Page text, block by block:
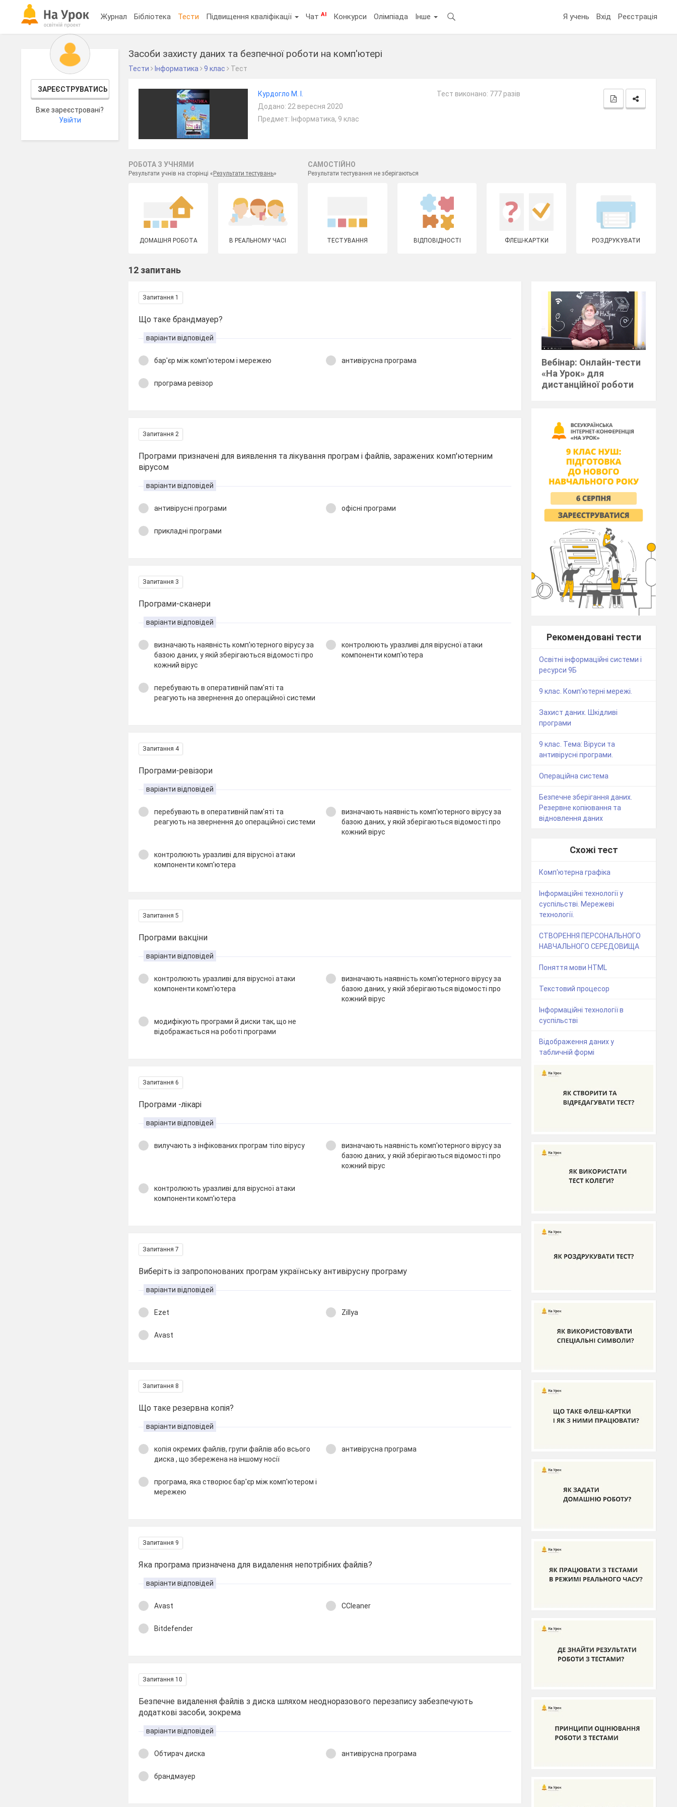
Журнал Бібліотека Тести Підвищення кваліфікації ЧатAI Конкурси Олімпіада Інше Я учень Вхід Реєстрація
ЗАРЕЄСТРУВАТИСЬ
Вже зареєстровані?
Увійти
Засоби захисту даних та безпечної роботи на комп'ютері
Тести Інформатика 9 клас Тест
Курдогло М. І.
Додано: 22 вересня 2020
Предмет: Інформатика, 9 клас
Тест виконано: 777 разів
РОБОТА З УЧНЯМИ
Результати учнів на сторінці « Результати тестувань»
САМОСТІЙНО
Результати тестування не зберігаються
ДОМАШНЯ РОБОТА В РЕАЛЬНОМУ ЧАСІ ТЕСТУВАННЯ ВІДПОВІДНОСТІ ФЛЕШ-КАРТКИ РОЗДРУКУВАТИ
12 запитань
Запитання 1
Що таке брандмауер?
варіанти відповідей
бар'єр між комп'ютером і мережею антивірусна програма
програма ревізор
Запитання 2
Програми призначені для виявлення та лікування програм і файлів, заражених комп'ютерним
вірусом
варіанти відповідей
антивірусні програми офісні програми
прикладні програми
Запитання 3
Програми-сканери
варіанти відповідей
визначають наявність комп'ютерного вірусу за
базою даних, у якій зберігаються відомості про
кожний вірус
контролюють уразливі для вірусної атаки
компоненти комп'ютера
перебувають в оперативній пам'яті та
реагують на звернення до операційної системи
Запитання 4
Програми-ревізори
варіанти відповідей
перебувають в оперативній пам'яті та
реагують на звернення до операційної системи
визначають наявність комп'ютерного вірусу за
базою даних, у якій зберігаються відомості про
кожний вірус
контролюють уразливі для вірусної атаки
компоненти комп'ютера
Запитання 5
Програми вакціни
варіанти відповідей
контролюють уразливі для вірусної атаки
компоненти комп'ютера
визначають наявність комп'ютерного вірусу за
базою даних, у якій зберігаються відомості про
кожний вірус
модифікують програми й диски так, що не
відображається на роботі програми
Запитання 6
Програми -лікарі
варіанти відповідей
вилучають з інфікованих програм тіло вірусу
визначають наявність комп'ютерного вірусу за
базою даних, у якій зберігаються відомості про
кожний вірус
контролюють уразливі для вірусної атаки
компоненти комп'ютера
Запитання 7
Виберіть із запропонованих програм українську антивірусну програму
варіанти відповідей
Еzet Zillya
Avast
Запитання 8
Що таке резервна копія?
варіанти відповідей
копія окремих файлів, групи файлів або всього
диска , що збережена на іншому носії
антивірусна програма
програма, яка створює бар'єр між комп'ютером і
мережею
Запитання 9
Яка програма призначена для видалення непотрібних файлів?
варіанти відповідей
Avast CCleaner
Bitdefender
Запитання 10
Безпечне видалення файлів з диска шляхом неодноразового перезапису забезпечують
додаткові засоби, зокрема
варіанти відповідей
Обтирач диска антивірусна програма
брандмауер
Вебінар: Онлайн-тести
«На Урок» для
дистанційної роботи
Рекомендовані тести
Освітні інформаційні системи і
ресурси 9Б
9 клас. Комп'ютерні мережі.
Захист даних. Шкідливі
програми
9 клас. Тема: Віруси та
антивірусні програми.
Операційна система
Безпечне зберігання даних.
Резервне копіювання та
відновлення даних
Схожі тест
Комп'ютерна графіка
Інформаційні технології у
суспільстві. Мережеві
технології.
СТВОРЕННЯ ПЕРСОНАЛЬНОГО
НАВЧАЛЬНОГО СЕРЕДОВИЩА
Поняття мови HTML
Текстовий процесор
Інформаційні технології в
суспільстві
Відображення даних у
табличній формі